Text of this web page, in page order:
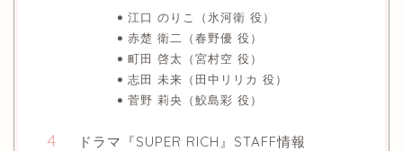
江口 のりこ（氷河衛 役）
赤楚 衛二（春野優 役）
町田 啓太（宮村空 役）
志田 未来（田中リリカ 役）
菅野 莉央（鮫島彩 役）
ドラマ『SUPER RICH』STAFF情報